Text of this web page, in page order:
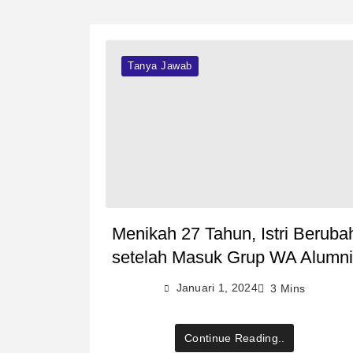
Tanya Jawab
Menikah 27 Tahun, Istri
setelah Masuk Grup WA
Januari 1, 2024 3 Mins
Continue Reading..